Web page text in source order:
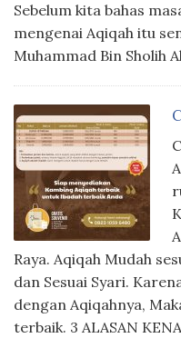
Sebelum kita bahas
mengenai Aqiqah itu
Muhammad Bin Sholih
Raya. Aqiqah Mudah
dan Sesuai Syari.
dengan Aqiqahnya,
terbaik. 3 ALASAN